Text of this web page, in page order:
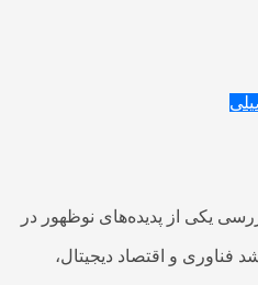
یکی از پدیده‌های نوظهور در
فناوری و اقتصاد دیجیتال،